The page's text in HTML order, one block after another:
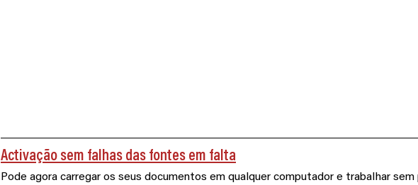
Activação sem falhas das fontes em falta
Pode agora carregar os seus documentos em qualquer computador e trabalhar